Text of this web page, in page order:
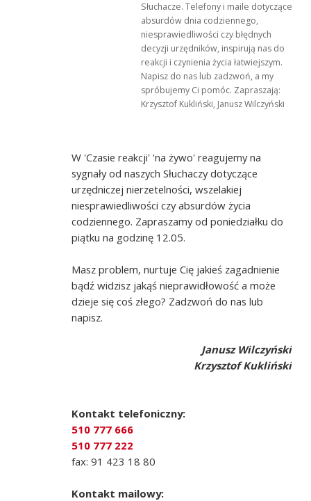
Słuchacze. Telefony i maile dotyczące
absurdów dnia codziennego,
niesprawiedliwości czy błędnych
decyzji urzędników, inspirują nas do
reakcji i czynienia życia łatwiejszym.
Napisz do nas lub zadzwoń, a my
spróbujemy Ci pomóc. Zapraszają:
Krzysztof Kukliński, Janusz Wilczyński
W 'Czasie reakcji' 'na żywo' reagujemy na
sygnały od naszych Słuchaczy dotyczące
urzędniczej nierzetelności, wszelakiej
niesprawiedliwości czy absurdów życia
codziennego. Zapraszamy od poniedziałku do
piątku na godzinę 12.05.
Masz problem, nurtuje Cię jakieś zagadnienie
bądź widzisz jakąś nieprawidłowość a może
dzieje się coś złego? Zadzwoń do nas lub
napisz.
Janusz Wilczyński
Krzysztof Kukliński
Kontakt telefoniczny:
510 777 666
510 777 222
fax: 91 423 18 80
Kontakt mailowy: